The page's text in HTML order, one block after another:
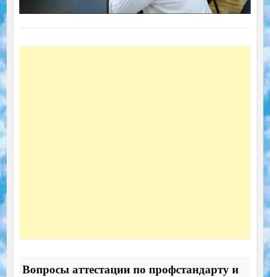
Вопросы аттестации по профстандарту и